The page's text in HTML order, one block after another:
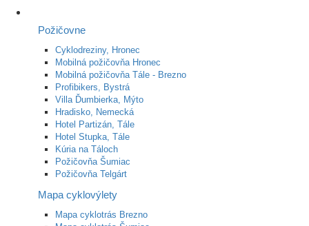
Požičovne
Cyklodreziny, Hronec
Mobilná požičovňa Hronec
Mobilná požičovňa Tále - Brezno
Profibikers, Bystrá
Villa Ďumbierka, Mýto
Hradisko, Nemecká
Hotel Partizán, Tále
Hotel Stupka, Tále
Kúria na Táloch
Požičovňa Šumiac
Požičovňa Telgárt
Mapa cyklovýlety
Mapa cyklotrás Brezno